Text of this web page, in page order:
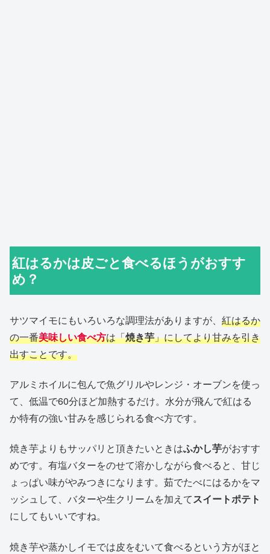
紅はるかは皮ごと食べるほうがおすす
め？
サツマイモにもいろいろな調理法がありますが、 紅はるか
の一番美味しい食べ方は「焼き芋」にしてより甘みを引き
出すことです。
アルミホイルに包んで魚グリルやレンジ・オーブンを使っ
て、低温で60分ほど加熱するだけ。水分が飛んで紅はる
か特有の強い甘みを感じられる食べ方です。
焼き芋よりもサッパリと頂きたいときはふかし芋がおすす
めです。有塩バターをのせて溶かしながら食べると、甘じ
ょっぱい味がやみつきになります。茹でたべにはるかをマ
ッシュして、バターや生クリームを加えてスイートポテト
にしてもいいですね。
焼き芋や蒸かしイモでは皮をむいて食べるという方がほと